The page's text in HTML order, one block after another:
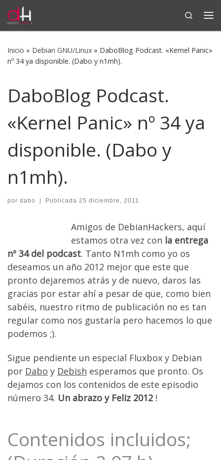
Saltar al contenido
Search
Inicio » Debian GNU/Linux » DaboBlog Podcast. «Kernel Panic»
nº 34 ya disponible. (Dabo y n1mh).
DaboBlog Podcast.
«Kernel Panic» nº 34 ya
disponible. (Dabo y
n1mh).
por dabo | Publicada 25 diciembre, 2011
Amigos de DebianHackers, aquí
estamos otra vez con la entrega
nº 34 del podcast. Tanto N1mh como yo os
deseamos un año 2012 mejor que este que
pronto dejaremos atrás y de nuevo, daros las
gracias por estar ahí a pesar de que, como bien
sabéis, nuestro ritmo de publicación no es tan
regular como nos gustaría pero hacemos lo que
podemos ;).
Sigue pendiente un especial Fluxbox y Debian
por Dabo y Debish esperamos que pronto. Os
dejamos con los contenidos de este episodio
número 34. Un abrazo y Feliz 2012 !
Contenidos incluidos;